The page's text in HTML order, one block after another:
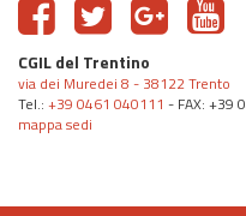
CGIL del Trentino
via dei Muredei 8 - 38122 Trento
Tel.: +39 0461 040111 - FAX: +39
mappa sedi